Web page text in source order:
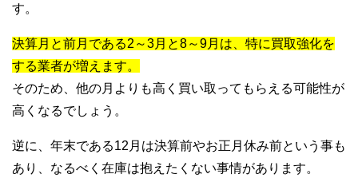
す。
決算月と前月である2～3月と8～9月は、特に買取強化を
する業者が増えます。
そのため、他の月よりも高く買い取ってもらえる可能性が
高くなるでしょう。
逆に、年末である12月は決算前やお正月休み前という事も
あり、なるべく在庫は抱えたくない事情があります。